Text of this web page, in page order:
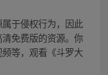
于侵权行为，因此
免费版的资源。你
等，观看《斗罗大